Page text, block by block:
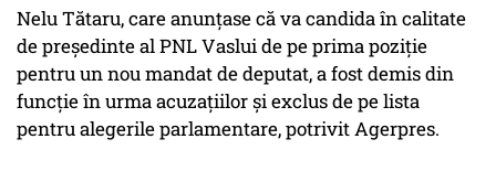
Nelu Tătaru, care anunţase că va candida în calitate
de preşedinte al PNL Vaslui de pe prima poziţie
pentru un nou mandat de deputat, a fost demis din
funcţie în urma acuzaţiilor şi exclus de pe lista
pentru alegerile parlamentare, potrivit Agerpres.